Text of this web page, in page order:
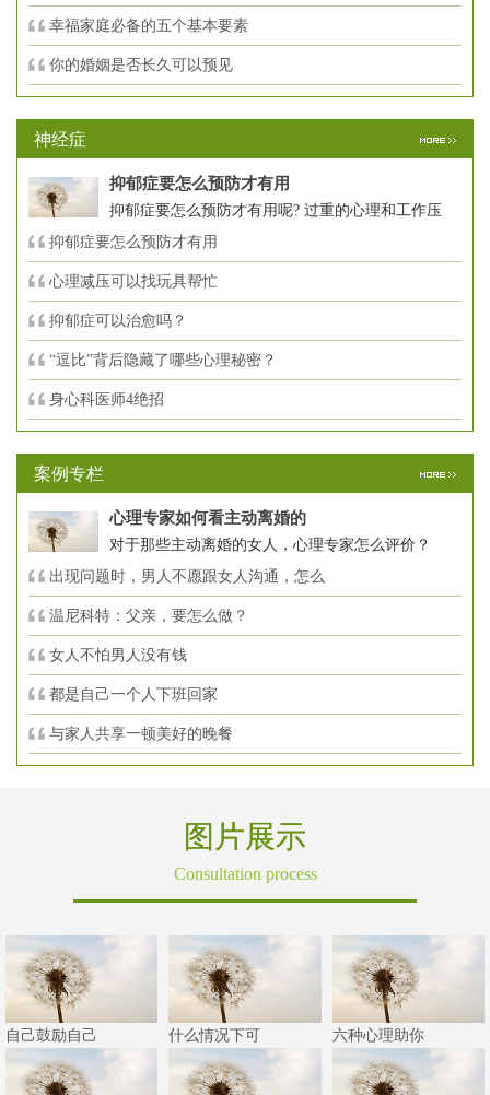
幸福家庭必备的五个基本要素
你的婚姻是否长久可以预见
神经症
抑郁症要怎么预防才有用
抑郁症要怎么预防才有用呢? 过重的心理和工作压
抑郁症要怎么预防才有用
心理减压可以找玩具帮忙
抑郁症可以治愈吗？
“逗比”背后隐藏了哪些心理秘密？
身心科医师4绝招
案例专栏
心理专家如何看主动离婚的
对于那些主动离婚的女人，心理专家怎么评价？
出现问题时，男人不愿跟女人沟通，怎么
温尼科特：父亲，要怎么做？
女人不怕男人没有钱
都是自己一个人下班回家
与家人共享一顿美好的晚餐
图片展示
Consultation process
自己鼓励自己 什么情况下可 六种心理助你